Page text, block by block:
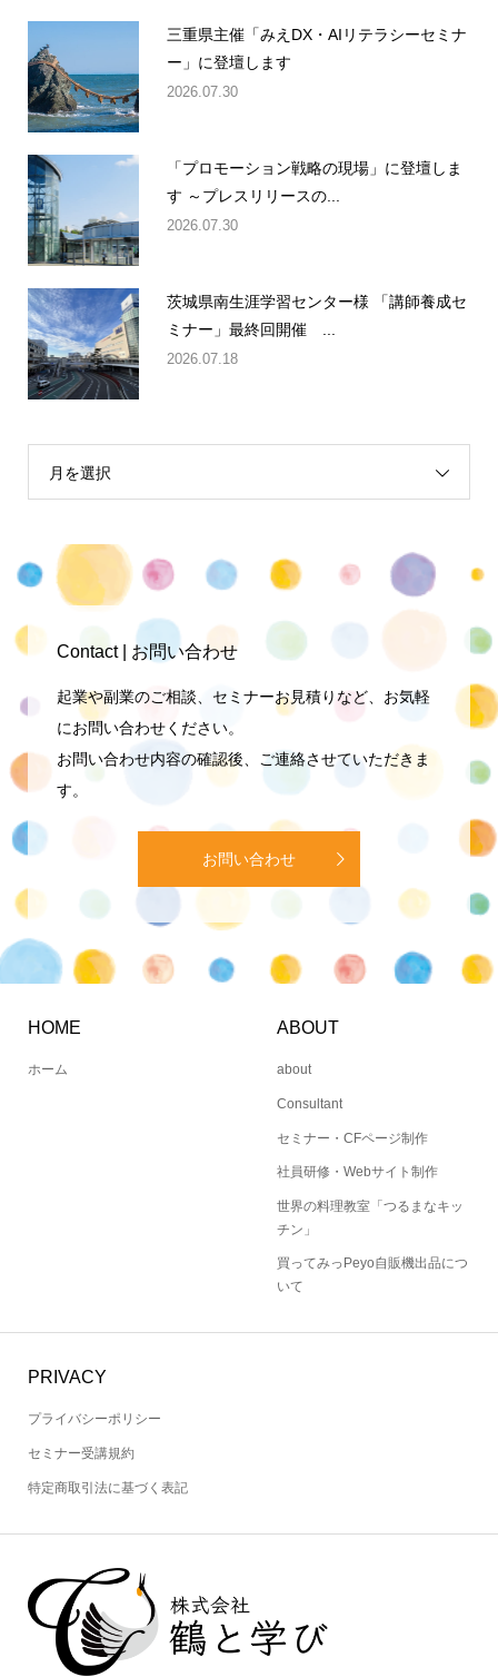
三重県主催「みえDX・AIリテラシーセミナ
ー」に登壇します
2026.07.30
「プロモーション戦略の現場」に登壇しま
す ～プレスリリースの...
2026.07.30
茨城県南生涯学習センター様 「講師養成セ
ミナー」最終回開催 ...
2026.07.18
月を選択
Contact | お問い合わせ
起業や副業のご相談、セミナーお見積りなど、お気軽
にお問い合わせください。
お問い合わせ内容の確認後、ご連絡させていただきま
す。
お問い合わせ
HOME
ホーム
ABOUT
about
Consultant
セミナー・CFページ制作
社員研修・Webサイト制作
世界の料理教室「つるまなキッ
チン」
買ってみっPeyo自販機出品につ
いて
PRIVACY
プライバシーポリシー
セミナー受講規約
特定商取引法に基づく表記